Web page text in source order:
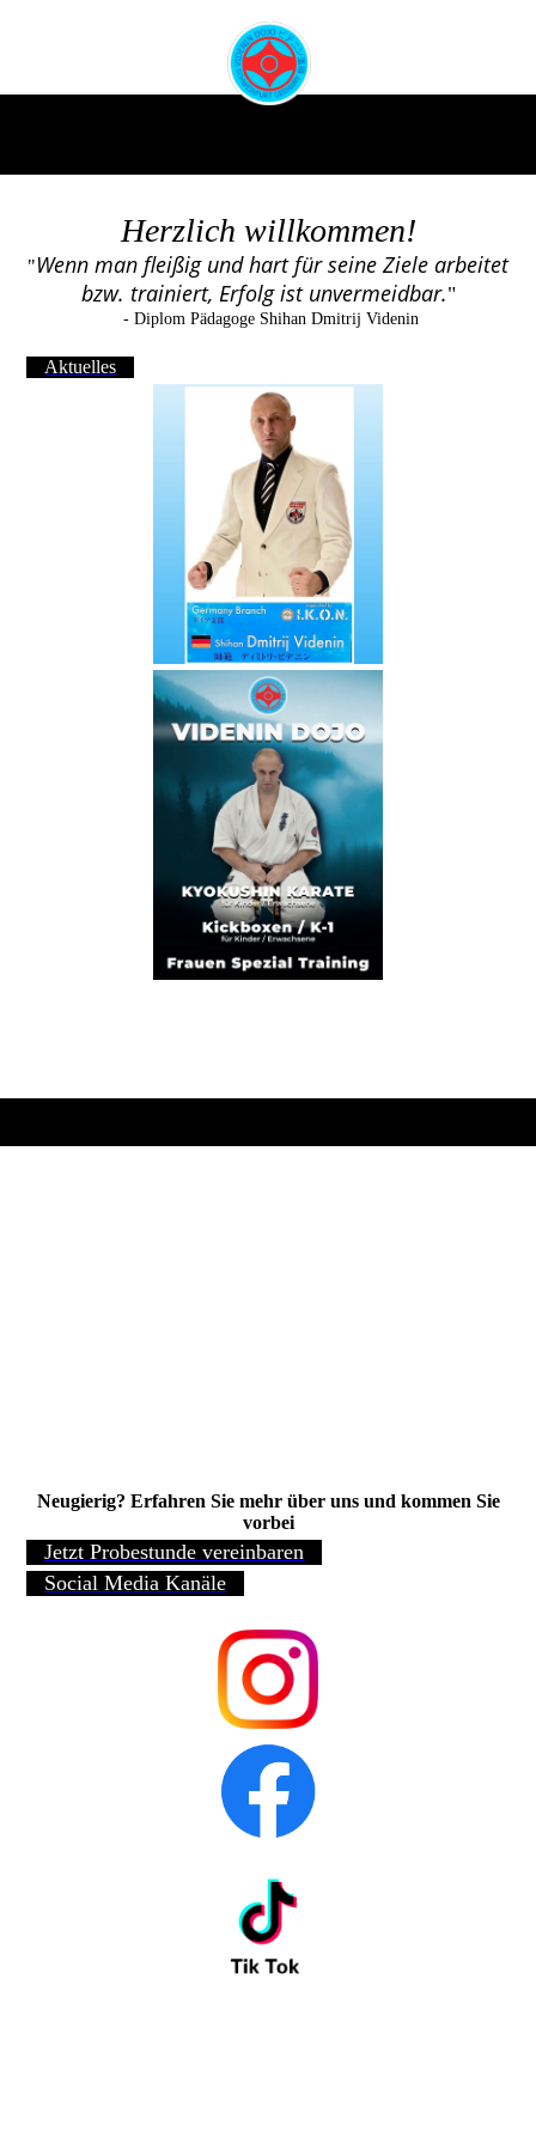
Herzlich willkommen!
"Wenn man fleißig und hart für seine Ziele arbeitet
bzw. trainiert, Erfolg ist unvermeidbar."
- Diplom Pädagoge Shihan Dmitrij Videnin
Aktuelles
Neugierig? Erfahren Sie mehr über uns und kommen Sie
vorbei
Jetzt Probestunde vereinbaren
Social Media Kanäle